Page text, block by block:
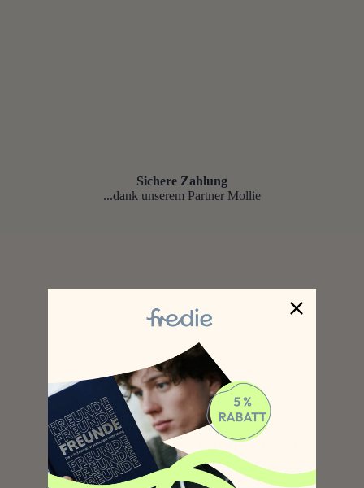
Sichere Zahlung
...dank unserem Partner Mollie
Gratis Versand
Ab 50€ geht der Versand mit DHL auf uns :)